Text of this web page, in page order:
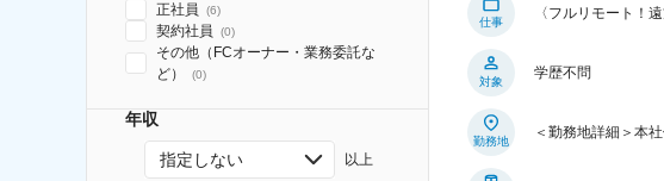
正社員 (6)
契約社員 (0)
その他（FCオーナー・業務委託な
ど）
(0)
年収
指定しない 以上
仕事
〈フルリモート！
対象
学歴不問
勤務地
＜勤務地詳細＞本